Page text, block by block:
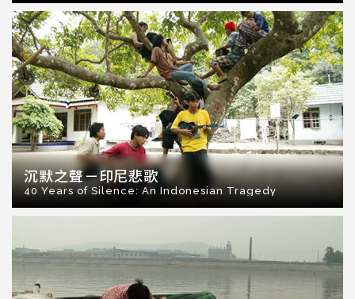
沉默之聲－印尼悲歌
40 Years of Silence: An Indonesian Tragedy